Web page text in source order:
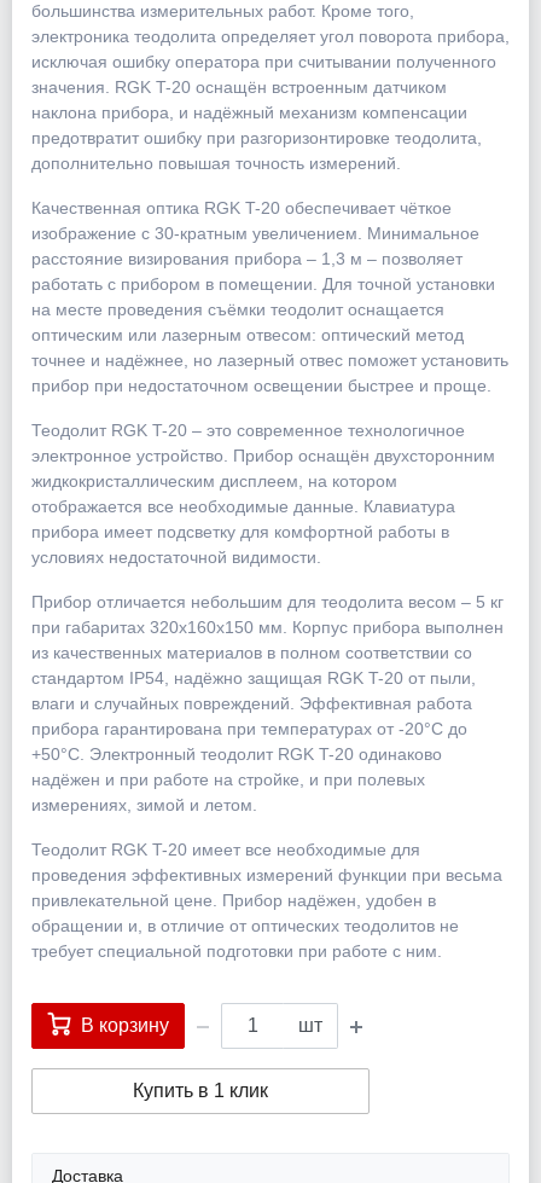
большинства измерительных работ. Кроме того,
электроника теодолита определяет угол поворота прибора,
исключая ошибку оператора при считывании полученного
значения. RGK T-20 оснащён встроенным датчиком
наклона прибора, и надёжный механизм компенсации
предотвратит ошибку при разгоризонтировке теодолита,
дополнительно повышая точность измерений.
Качественная оптика RGK T-20 обеспечивает чёткое
изображение с 30-кратным увеличением. Минимальное
расстояние визирования прибора – 1,3 м – позволяет
работать с прибором в помещении. Для точной установки
на месте проведения съёмки теодолит оснащается
оптическим или лазерным отвесом: оптический метод
точнее и надёжнее, но лазерный отвес поможет установить
прибор при недостаточном освещении быстрее и проще.
Теодолит RGK T-20 – это современное технологичное
электронное устройство. Прибор оснащён двухсторонним
жидкокристаллическим дисплеем, на котором
отображается все необходимые данные. Клавиатура
прибора имеет подсветку для комфортной работы в
условиях недостаточной видимости.
Прибор отличается небольшим для теодолита весом – 5 кг
при габаритах 320x160x150 мм. Корпус прибора выполнен
из качественных материалов в полном соответствии со
стандартом IP54, надёжно защищая RGK T-20 от пыли,
влаги и случайных повреждений. Эффективная работа
прибора гарантирована при температурах от -20°C до
+50°С. Электронный теодолит RGK T-20 одинаково
надёжен и при работе на стройке, и при полевых
измерениях, зимой и летом.
Теодолит RGK T-20 имеет все необходимые для
проведения эффективных измерений функции при весьма
привлекательной цене. Прибор надёжен, удобен в
обращении и, в отличие от оптических теодолитов не
требует специальной подготовки при работе с ним.
В корзину шт
Купить в 1 клик
Доставка